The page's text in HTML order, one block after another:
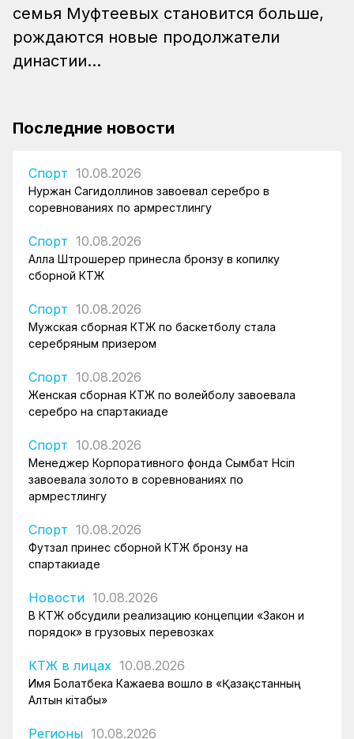
семья Муфтеевых становится больше,
рождаются новые продолжатели
династии...
Последние новости
Спорт 10.08.2026
Нуржан Сагидоллинов завоевал серебро в
соревнованиях по армрестлингу
Спорт 10.08.2026
Алла Штрошерер принесла бронзу в копилку
сборной КТЖ
Спорт 10.08.2026
Мужская сборная КТЖ по баскетболу стала
серебряным призером
Спорт 10.08.2026
Женская сборная КТЖ по волейболу завоевала
серебро на спартакиаде
Спорт 10.08.2026
Менеджер Корпоративного фонда Сымбат Нәсіп
завоевала золото в соревнованиях по
армрестлингу
Спорт 10.08.2026
Футзал принес сборной КТЖ бронзу на
спартакиаде
Новости 10.08.2026
В КТЖ обсудили реализацию концепции «Закон и
порядок» в грузовых перевозках
КТЖ в лицах 10.08.2026
Имя Болатбека Кажаева вошло в «Қазақстанның
Алтын кітабы»
Регионы 10.08.2026